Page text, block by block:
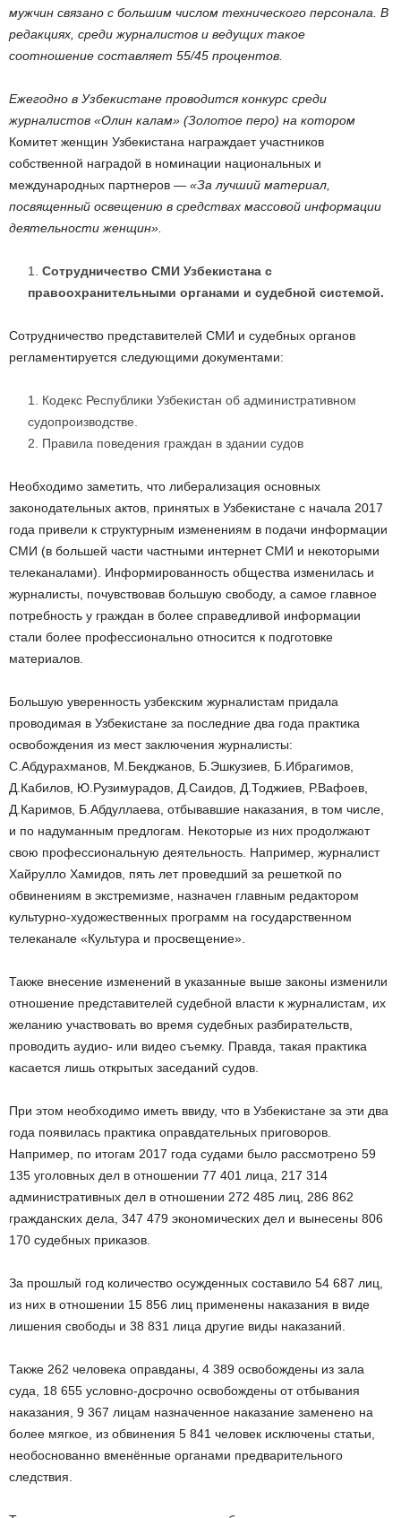
мужчин связано с большим числом технического персонала. В
редакциях, среди журналистов и ведущих такое
соотношение составляет 55/45 процентов.
Ежегодно в Узбекистане проводится конкурс среди
журналистов «Олин калам» (Золотое перо) на котором
Комитет женщин Узбекистана награждает участников
собственной наградой в номинации национальных и
международных партнеров — «За лучший материал,
посвященный освещению в средствах массовой информации
деятельности женщин».
Сотрудничество СМИ Узбекистана с
правоохранительными органами и судебной системой.
Сотрудничество представителей СМИ и судебных органов
регламентируется следующими документами:
Кодекс Республики Узбекистан об административном
судопроизводстве.
Правила поведения граждан в здании судов
Необходимо заметить, что либерализация основных
законодательных актов, принятых в Узбекистане с начала 2017
года привели к структурным изменениям в подачи информации
СМИ (в большей части частными интернет СМИ и некоторыми
телеканалами). Информированность общества изменилась и
журналисты, почувствовав большую свободу, а самое главное
потребность у граждан в более справедливой информации
стали более профессионально относится к подготовке
материалов.
Большую уверенность узбекским журналистам придала
проводимая в Узбекистане за последние два года практика
освобождения из мест заключения журналисты:
С.Абдурахманов, М.Бекджанов, Б.Эшкузиев, Б.Ибрагимов,
Д.Кабилов, Ю.Рузимурадов, Д.Саидов, Д.Тоджиев, Р.Вафоев,
Д.Каримов, Б.Абдуллаева, отбывавшие наказания, в том числе,
и по надуманным предлогам. Некоторые из них продолжают
свою профессиональную деятельность. Например, журналист
Хайрулло Хамидов, пять лет проведший за решеткой по
обвинениям в экстремизме, назначен главным редактором
культурно-художественных программ на государственном
телеканале «Культура и просвещение».
Также внесение изменений в указанные выше законы изменили
отношение представителей судебной власти к журналистам, их
желанию участвовать во время судебных разбирательств,
проводить аудио- или видео съемку. Правда, такая практика
касается лишь открытых заседаний судов.
При этом необходимо иметь ввиду, что в Узбекистане за эти два
года появилась практика оправдательных приговоров.
Например, по итогам 2017 года судами было рассмотрено 59
135 уголовных дел в отношении 77 401 лица, 217 314
административных дел в отношении 272 485 лиц, 286 862
гражданских дела, 347 479 экономических дел и вынесены 806
170 судебных приказов.
За прошлый год количество осужденных составило 54 687 лиц,
из них в отношении 15 856 лиц применены наказания в виде
лишения свободы и 38 831 лица другие виды наказаний.
Также 262 человека оправданы, 4 389 освобождены из зала
суда, 18 655 условно-досрочно освобождены от отбывания
наказания, 9 367 лицам назначенное наказание заменено на
более мягкое, из обвинения 5 841 человек исключены статьи,
необоснованно вменённые органами предварительного
следствия.